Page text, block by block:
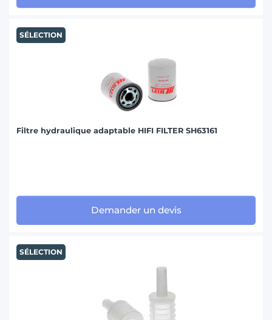
SÉLECTION
Filtre hydraulique adaptable HIFI FILTER SH63161
Demander un devis
SÉLECTION